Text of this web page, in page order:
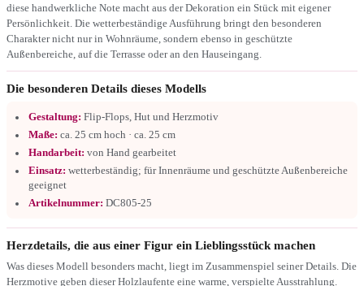
diese handwerkliche Note macht aus der Dekoration ein Stück mit eigener
Persönlichkeit. Die wetterbeständige Ausführung bringt den besonderen
Charakter nicht nur in Wohnräume, sondern ebenso in geschützte
Außenbereiche, auf die Terrasse oder an den Hauseingang.
Die besonderen Details dieses Modells
Gestaltung: Flip-Flops, Hut und Herzmotiv
Maße: ca. 25 cm hoch · ca. 25 cm
Handarbeit: von Hand gearbeitet
Einsatz: wetterbeständig; für Innenräume und geschützte Außenbereiche
geeignet
Artikelnummer: DC805-25
Herzdetails, die aus einer Figur ein Lieblingsstück machen
Was dieses Modell besonders macht, liegt im Zusammenspiel seiner Details. Die
Herzmotive geben dieser Holzlaufente eine warme, verspielte Ausstrahlung.